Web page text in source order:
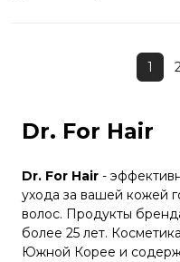
1
Dr. For Hair
Dr. For Hair -
ухода за вашей кожей
волос. Продукты
более 25 лет.
Южной Корее и